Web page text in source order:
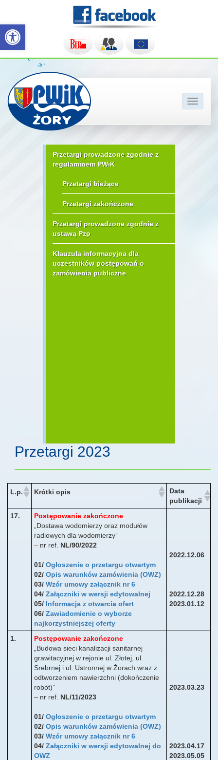
Otwórz pasek narzędzi
Pokaż/
Przetargi prowadzone zgodnie z
regulaminem PWiK
Przetargi bieżące
Przetargi zakończone
Przetargi prowadzone zgodnie z
ustawą Pzp
Klauzula informacyjna dla
uczestników postępowań o
zamówienia publiczne
Przetargi 2023
L.p. Krótki opis
Data
publikacji
17.
Postępowanie zakończone
„Dostawa wodomierzy oraz modułów
radiowych dla wodomierzy”
– nr ref. NL/90/2022
01/ Ogłoszenie o przetargu otwartym
02/ Opis warunków zamówienia (OWZ)
03/ Wzór umowy załącznik nr 6
04/ Załączniki w wersji edytowalnej
05/ Informacja z otwarcia ofert
06/ Zawiadomienie o wyborze
najkorzystniejszej oferty
2022.12.06
2022.12.28
2023.01.12
1.
Postępowanie zakończone
„Budowa sieci kanalizacji sanitarnej
grawitacyjnej w rejonie ul. Złotej, ul.
Srebrnej i ul. Ustronnej w Żorach wraz z
odtworzeniem nawierzchni (dokończenie
robót)”
– nr ref. NL/11/2023
01/ Ogłoszenie o przetargu otwartym
02/ Opis warunków zamówienia (OWZ)
03/ Wzór umowy załącznik nr 6
04/ Załączniki w wersji edytowalnej do
OWZ
2023.03.23
2023.04.17
2023.05.05